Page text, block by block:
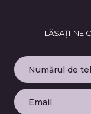
LĂSAȚI-NE